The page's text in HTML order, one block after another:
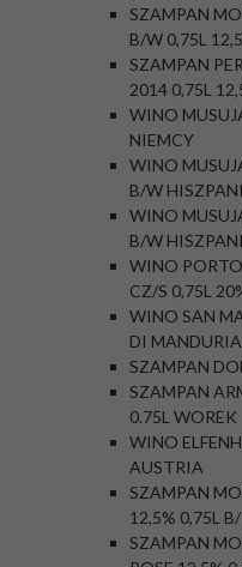
SZAMPAN
B/W 0,75L
SZAMPAN
2014 0,75L
WINO
NIEMCY
WINO
B/W
WINO
B/W
WINO PORTO
CZ/S 0,75L
WINO SAN
DI
SZAMPAN
SZAMPAN
0.75L WOREK
WINO
AUSTRIA
SZAMPAN
12,5% 0,75L
SZAMPAN